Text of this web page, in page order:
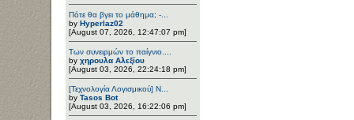
Πότε θα βγει το μάθημα; -...
by Hyperlaz02
[August 07, 2026, 12:47:07 pm]
Των συνειρμών το παίγνιο....
by χηρουλα Αλεξίου
[August 03, 2026, 22:24:18 pm]
[Τεχνολογία Λογισμικού] Ν...
by Tasos Bot
[August 03, 2026, 16:22:06 pm]